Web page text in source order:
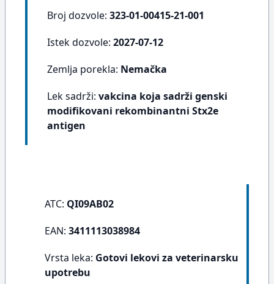
Broj dozvole: 323-01-00415-21-001
Istek dozvole: 2027-07-12
Zemlja porekla: Nemačka
Lek sadrži: vakcina koja sadrži genski
modifikovani rekombinantni Stx2e
antigen
ATC: QI09AB02
EAN: 3411113038984
Vrsta leka: Gotovi lekovi za veterinarsku
upotrebu